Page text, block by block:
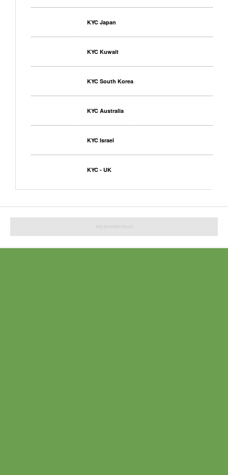
KYC Japan
KYC Kuwait
KYC South Korea
KYC Australia
KYC Israel
KYC - UK